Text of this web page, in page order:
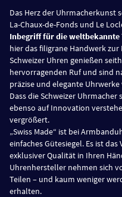
Das Herz der Uhrmacherkunst
La-Chaux-de-Fonds und Le
Inbegriff für die
hier das filigrane Handwerk
Schweizer Uhren genießen
hervorragenden Ruf und sind
präzise und elegante
Dass die Schweizer
ebenso auf Innovation
vergrößert.
„Swiss Made“ ist bei
einfaches Gütesiegel. Es ist
exklusiver Qualität in Ihren
Uhrenhersteller nehmen sich
Teilen – und kaum weniger
erhalten.